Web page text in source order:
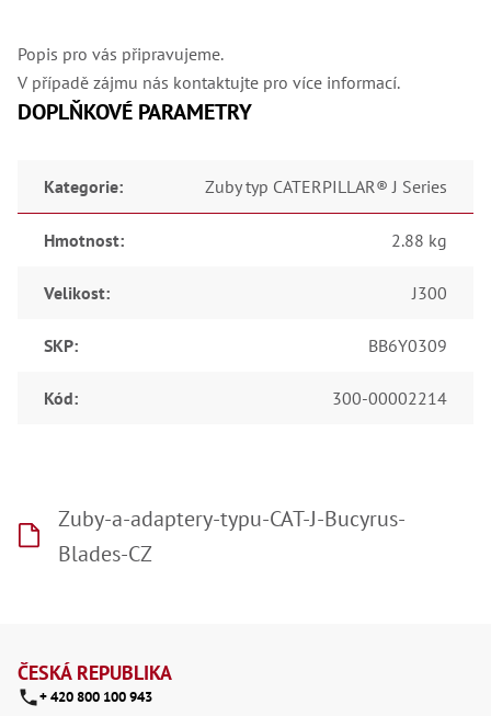
Popis pro vás připravujeme.
V případě zájmu nás kontaktujte pro více informací.
DOPLŇKOVÉ PARAMETRY
Kategorie: Zuby typ CATERPILLAR® J Series
Hmotnost: 2.88 kg
Velikost: J300
SKP: BB6Y0309
Kód: 300-00002214
Zuby-a-adaptery-typu-CAT-J-Bucyrus-
Blades-CZ
ČESKÁ REPUBLIKA
+ 420 800 100 943